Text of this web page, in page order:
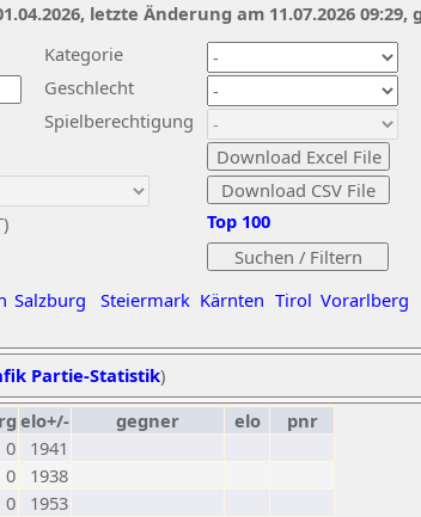
Kategorie
Geschlecht
Spielberechtigung
Salzburg Steiermark Kärnten Tirol Vorarlberg
Top 100
letzte Änderung am 11.07.2026
Partie-Statistik)
elo+/- gegner elo
pnr
0
1941
0
1938
0
1953